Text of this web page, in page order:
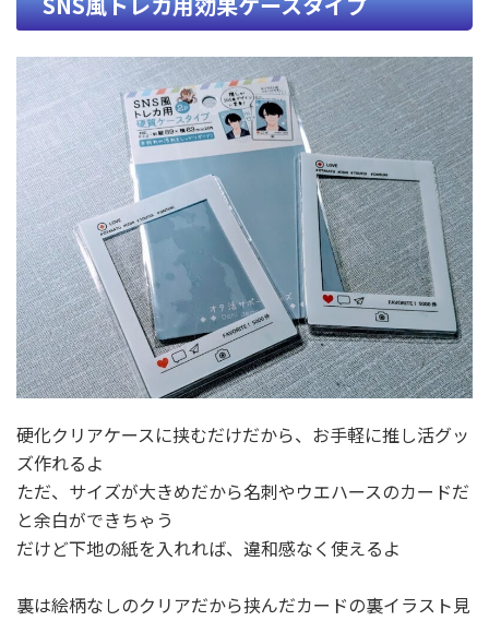
硬化クリアケースに挟むだけだから、お手軽に推し活グッ
ズ作れるよ
ただ、サイズが大きめだから名刺やウエハースのカードだ
と余白ができちゃう
だけど下地の紙を入れれば、違和感なく使えるよ
裏は絵柄なしのクリアだから挟んだカードの裏イラスト見